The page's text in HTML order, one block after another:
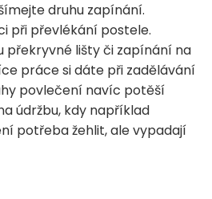
druhu zapínání.
při převlékání postele.
překryvné lišty či zapínání na
práce si dáte při zadělávání
povlečení navíc potěší
údržbu, kdy například
potřeba žehlit, ale vypadají